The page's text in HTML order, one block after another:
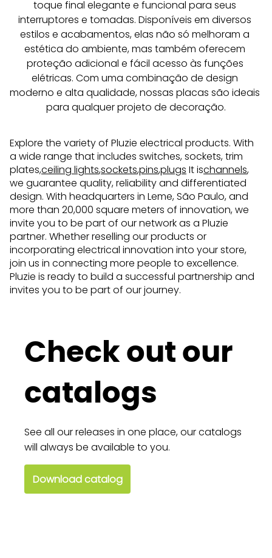
toque final elegante e funcional para seus
interruptores e tomadas. Disponíveis em diversos
estilos e acabamentos, elas não só melhoram a
estética do ambiente, mas também oferecem
proteção adicional e fácil acesso às funções
elétricas. Com uma combinação de design
moderno e alta qualidade, nossas placas são ideais
para qualquer projeto de decoração.
Explore the variety of Pluzie electrical products. With
a wide range that includes switches, sockets, trim
plates,ceiling lights,sockets,pins,plugs It ischannels,
we guarantee quality, reliability and differentiated
design. With headquarters in Leme, São Paulo, and
more than 20,000 square meters of innovation, we
invite you to be part of our network as a Pluzie
partner. Whether reselling our products or
incorporating electrical innovation into your store,
join us in connecting more people to excellence.
Pluzie is ready to build a successful partnership and
invites you to be part of our journey.
Check out our
catalogs
See all our releases in one place, our catalogs
will always be available to you.
Download catalog